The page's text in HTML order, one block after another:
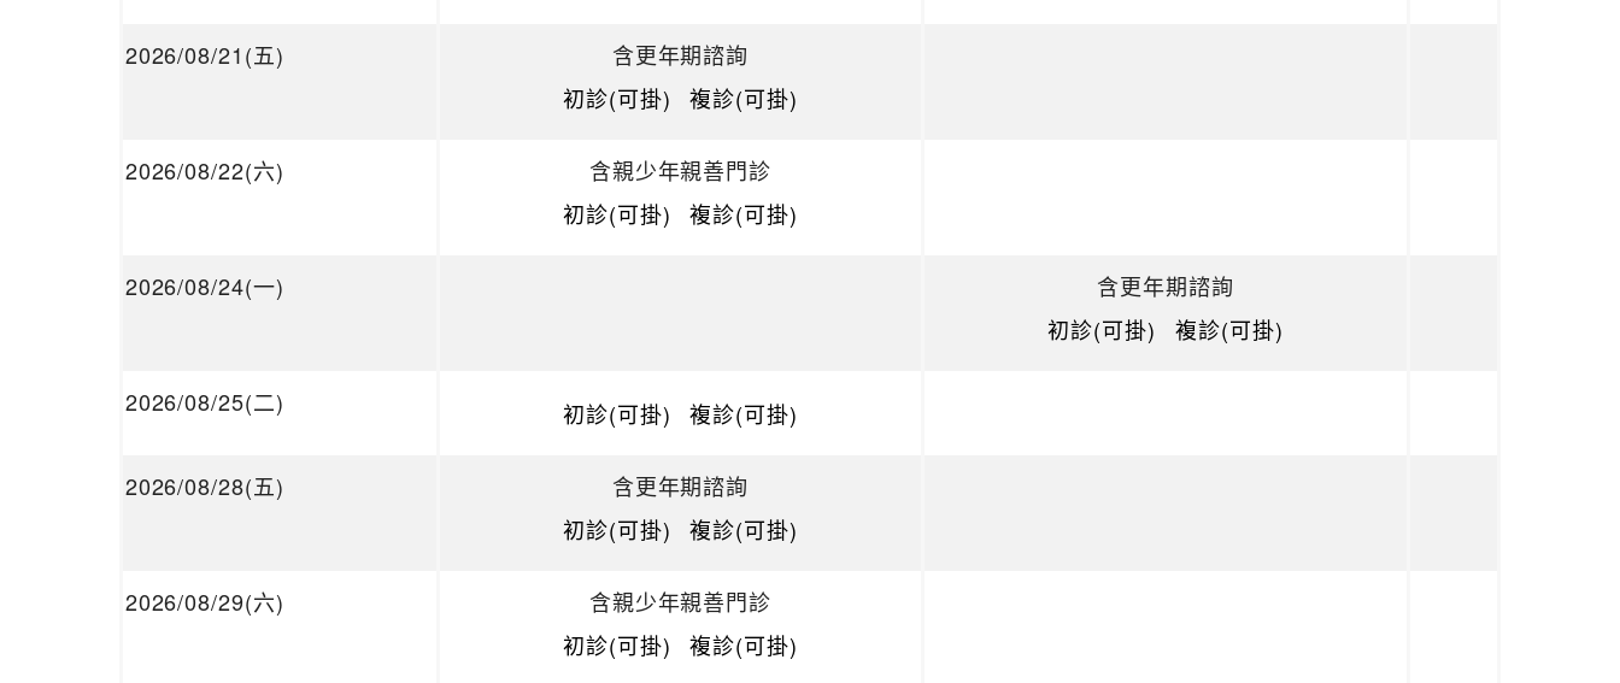
2026/08/21(五)
含更年期諮詢
初診(可掛)
複診(可掛)
2026/08/22(六)
含親少年親善門診
初診(可掛)
複診(可掛)
2026/08/24(一)
含更年期諮詢
初診(可掛)
複診(可掛)
2026/08/25(二) 初診(可掛) 複診(可掛)
2026/08/28(五)
含更年期諮詢
初診(可掛)
複診(可掛)
2026/08/29(六)
含親少年親善門診
初診(可掛)
複診(可掛)